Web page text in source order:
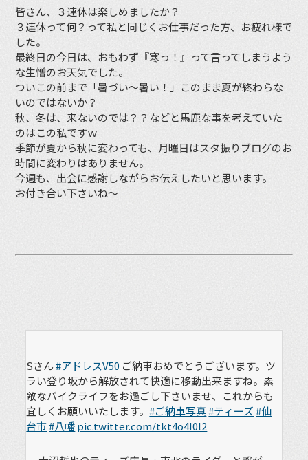
皆さん、３連休は楽しめましたか？
３連休って何？って私と同じくお仕事だった方、お疲れ様で
した。
最終日の今日は、おもわず『寒っ！』って言ってしまうよう
な生憎のお天気でした。
ついこの前まで「暑づい〜暑い！」このまま夏が終わらな
いのではないか？
秋、冬は、来ないのでは？？などと馬鹿な事を考えていた
のはこの私ですｗ
季節が夏から秋に変わっても、月曜日はスタ振りブログのお
時間に変わりはありません。
今週も、出会に感謝しながらお伝えしたいと思います。
お付き合い下さいね〜
Sさん#アドレスV50 ご納車おめでとうございます。ツ
ラい登り坂から解放されて快適に移動出来ますね。素
敵なバイクライフをお過ごし下さいませ、これからも
宜しくお願いいたします。#ご納車写真#ティーズ#仙
台市#八幡pic.twitter.com/tkt4o4I0l2